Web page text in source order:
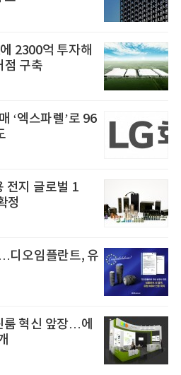
2300억 투자해
점 구축
‘엑스파렐’로 96
전지 글로벌 1
정
디오임플란트, 유
룸 혁신 앞장…에